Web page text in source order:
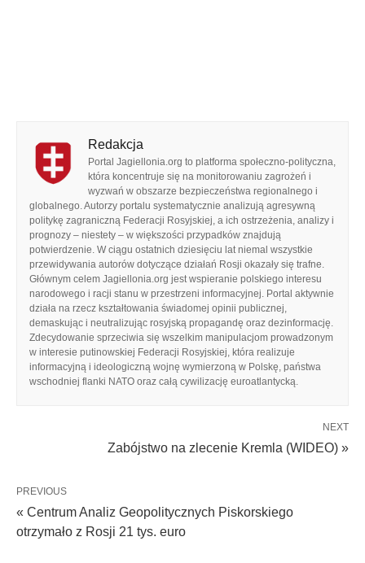
Redakcja
Portal Jagiellonia.org to platforma społeczno-polityczna,
która koncentruje się na monitorowaniu zagrożeń i
wyzwań w obszarze bezpieczeństwa regionalnego i
globalnego. Autorzy portalu systematycznie analizują agresywną
politykę zagraniczną Federacji Rosyjskiej, a ich ostrzeżenia, analizy i
prognozy – niestety – w większości przypadków znajdują
potwierdzenie. W ciągu ostatnich dziesięciu lat niemal wszystkie
przewidywania autorów dotyczące działań Rosji okazały się trafne.
Głównym celem Jagiellonia.org jest wspieranie polskiego interesu
narodowego i racji stanu w przestrzeni informacyjnej. Portal aktywnie
działa na rzecz kształtowania świadomej opinii publicznej,
demaskując i neutralizując rosyjską propagandę oraz dezinformację.
Zdecydowanie sprzeciwia się wszelkim manipulacjom prowadzonym
w interesie putinowskiej Federacji Rosyjskiej, która realizuje
informacyjną i ideologiczną wojnę wymierzoną w Polskę, państwa
wschodniej flanki NATO oraz całą cywilizację euroatlantycką.
NEXT
Zabójstwo na zlecenie Kremla (WIDEO) »
PREVIOUS
« Centrum Analiz Geopolitycznych Piskorskiego
otrzymało z Rosji 21 tys. euro